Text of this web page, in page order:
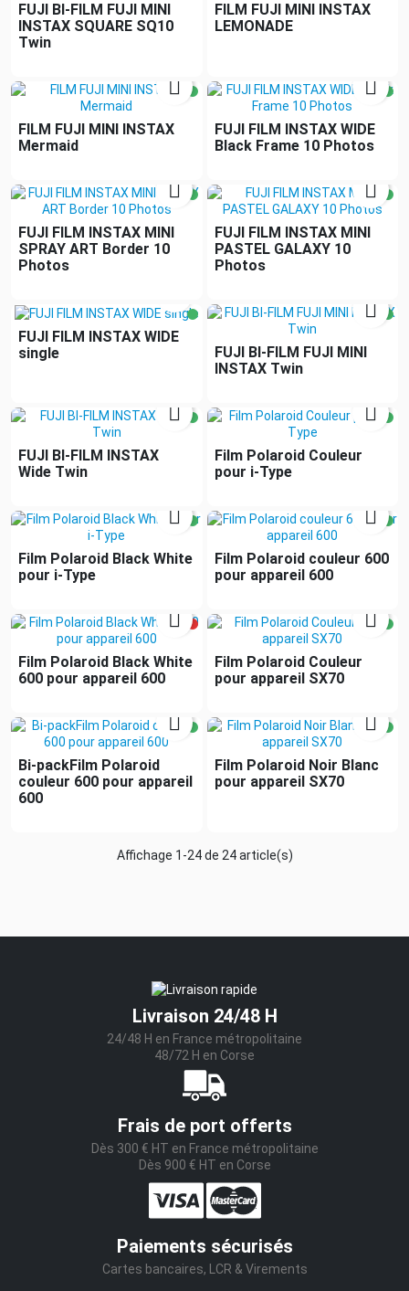
FUJI BI-FILM FUJI MINI
INSTAX SQUARE SQ10
Twin
FILM FUJI MINI INSTAX
LEMONADE

FILM FUJI MINI INSTAX
Mermaid

FUJI FILM INSTAX WIDE
Black Frame 10 Photos

FUJI FILM INSTAX MINI
SPRAY ART Border 10
Photos

FUJI FILM INSTAX MINI
PASTEL GALAXY 10
Photos
FUJI FILM INSTAX WIDE
single

FUJI BI-FILM FUJI MINI
INSTAX Twin

FUJI BI-FILM INSTAX
Wide Twin

Film Polaroid Couleur
pour i-Type

Film Polaroid Black White
pour i-Type

Film Polaroid couleur 600
pour appareil 600

Film Polaroid Black White
600 pour appareil 600

Film Polaroid Couleur
pour appareil SX70

Bi-packFilm Polaroid
couleur 600 pour appareil
600

Film Polaroid Noir Blanc
pour appareil SX70
Affichage 1-24 de 24 article(s)
Livraison 24/48 H
24/48 H en France métropolitaine
48/72 H en Corse
Frais de port offerts
Dès 300 € HT en France métropolitaine
Dès 900 € HT en Corse
Paiements sécurisés
Cartes bancaires, LCR & Virements